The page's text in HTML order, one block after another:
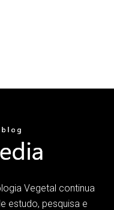
Vegetal continua
estudo, pesquisa e